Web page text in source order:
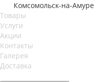
Комсомольск-на-Амуре
Товары
Услуги
Акции
Контакты
Галерея
Доставка